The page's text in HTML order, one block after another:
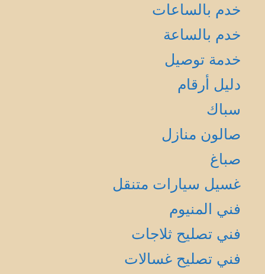
خدم بالساعات
خدم بالساعة
خدمة توصيل
دليل أرقام
سباك
صالون منازل
صباغ
غسيل سيارات متنقل
فني المنيوم
فني تصليح ثلاجات
فني تصليح غسالات